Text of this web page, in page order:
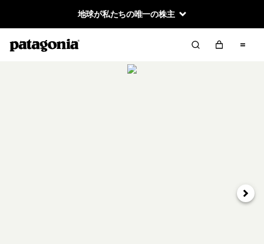
地球が私たちの唯一の株主
次へ